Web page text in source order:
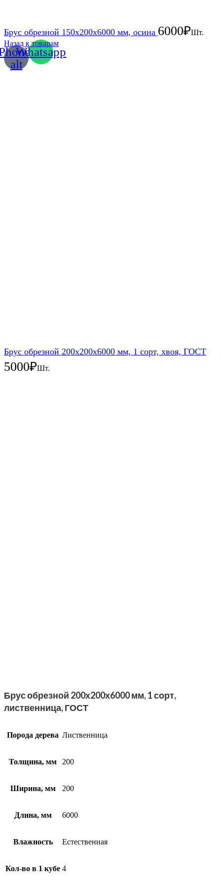
alt
Whatsapp
Брус обрезной 150х200х6000 мм, осина 6000₽Шт.
Назад к товарам
Брус обрезной 200х200х6000 мм, 1 сорт, хвоя, ГОСТ
5000₽Шт.
Брус обрезной 200х200х6000 мм, 1 сорт,
лиственница, ГОСТ
Порода дерева Лиственница
Толщина, мм 200
Ширина, мм 200
Длина, мм 6000
Влажность Естественная
Кол-во в 1 кубе 4